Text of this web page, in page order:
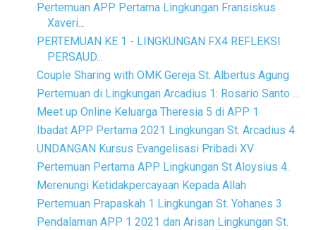
Pertemuan APP Pertama Lingkungan Fransiskus
Xaveri...
PERTEMUAN KE 1 - LINGKUNGAN FX4 REFLEKSI
PERSAUD...
Couple Sharing with OMK Gereja St. Albertus Agung
Pertemuan di Lingkungan Arcadius 1: Rosario Santo ...
Meet up Online Keluarga Theresia 5 di APP 1
Ibadat APP Pertama 2021 Lingkungan St. Arcadius 4
UNDANGAN Kursus Evangelisasi Pribadi XV
Pertemuan Pertama APP Lingkungan St Aloysius 4.
Merenungi Ketidakpercayaan Kepada Allah
Pertemuan Prapaskah 1 Lingkungan St. Yohanes 3
Pendalaman APP 1 2021 dan Arisan Lingkungan St.